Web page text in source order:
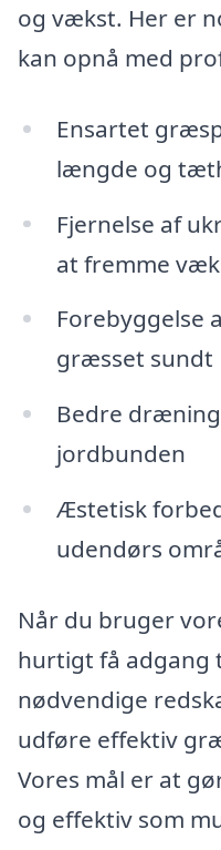
og vækst. Her er
kan opnå med
Ensartet
længde og
Fjernelse af
at fremme
Forebyggelse
græsset sundt
Bedre
jordbunden
Æstetisk
udendørs
Når du bruger
hurtigt få adgang
nødvendige
udføre effektiv
Vores mål er at
og effektiv som